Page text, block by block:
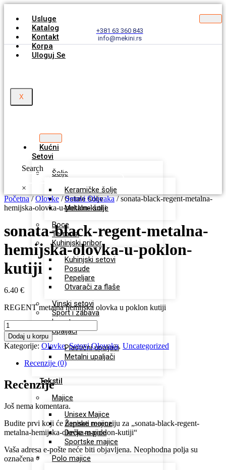
Usluge
Katalog
Kontakt
Korpa
Uloguj Se
X
+381 63 360 843
info@mekini.rs
Kućni
Setovi
Šolje
Keramičke šolje
Ostale šolje
Metalne šolje
Boce
Termosi
Kuhinjski pribor
Kuhinjski setovi
Posude
Pepeljare
Otvarači za flaše
Vinski setovi
Sport i zabava
Lepota
Upaljači
Plastični upaljači
Metalni upaljači
Tekstil
Majice
Unisex Majice
Ženske majice
Dečje majice
Sportske majice
Polo majice
Search
×
Početna/Olovke/Setovi Olovaka/ sonata-black-regent-metalna-
hemijska-olovka-u-poklon-kutiji
sonata-black-regent-metalna-
hemijska-olovka-u-poklon-
kutiji
6.40 €
REGENT metalna hemijska olovka u poklon kutiji
sonata-
black-
regent-
metalna-
hemijska-
olovka-
u-
poklon-
količina
Dodaj u korpu
Kategorije: Olovke,Setovi Olovaka, Uncategorized
Recenzije (0)
Recenzije
Još nema komentara.
Budite prvi koji će napisati recenziju za „sonata-black-regent-
metalna-hemijska-olovka-u-poklon-kutiji“
Vaša adresa e-pošte neće biti objavljena. Neophodna polja su
označena *